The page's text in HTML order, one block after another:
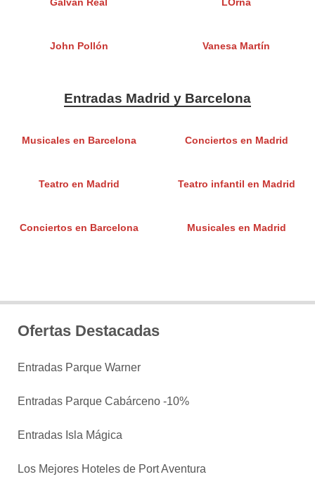
Galvan Real LOrna
John Pollón Vanesa Martín
Entradas Madrid y Barcelona
Musicales en Barcelona Conciertos en Madrid
Teatro en Madrid Teatro infantil en Madrid
Conciertos en Barcelona Musicales en Madrid
Ofertas Destacadas
Entradas Parque Warner
Entradas Parque Cabárceno -10%
Entradas Isla Mágica
Los Mejores Hoteles de Port Aventura